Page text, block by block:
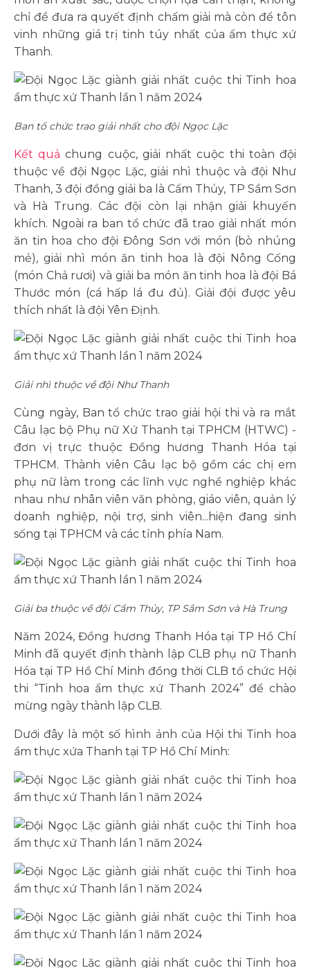
chỉ để đưa ra quyết định chấm giải mà còn để tôn
vinh những giá trị tinh túy nhất của ẩm thực xứ
Thanh.
Ban tổ chức trao giải nhất cho đội Ngọc Lặc
Kết quả chung cuộc, giải nhất cuộc thi toàn đội
thuộc về đội Ngọc Lặc, giải nhì thuộc và đội Như
Thanh, 3 đội đồng giải ba là Cẩm Thủy, TP Sầm Sơn
và Hà Trung. Các đội còn lại nhận giải khuyến
khích. Ngoài ra ban tổ chức đã trao giải nhất món
ăn tin hoa cho đội Đông Sơn với món (bò nhúng
mẻ), giải nhì món ăn tinh hoa là đội Nông Cống
(món Chả rươi) và giải ba món ăn tinh hoa là đội Bá
Thước món (cá hấp lá đu đủ). Giải đội được yêu
thích nhất là đội Yên Định.
Giải nhì thuộc về đội Như Thanh
Cùng ngày, Ban tổ chức trao giải hội thi và ra mắt
Câu lạc bộ Phụ nữ Xứ Thanh tại TPHCM (HTWC) -
đơn vị trực thuộc Đồng hương Thanh Hóa tại
TPHCM. Thành viên Câu lạc bộ gồm các chị em
phụ nữ làm trong các lĩnh vực nghề nghiệp khác
nhau như nhân viên văn phòng, giáo viên, quản lý
doanh nghiệp, nội trợ, sinh viên...hiện đang sinh
sống tại TPHCM và các tỉnh phía Nam.
Giải ba thuộc về đội Cẩm Thủy, TP Sầm Sơn và Hà Trung
Năm 2024, Đồng hương Thanh Hóa tại TP Hồ Chí
Minh đã quyết định thành lập CLB phụ nữ Thanh
Hóa tại TP Hồ Chí Minh đồng thời CLB tổ chức Hội
thi “Tinh hoa ẩm thực xứ Thanh 2024” để chào
mừng ngày thành lập CLB.
Dưới đây là một số hình ảnh của Hội thi Tinh hoa
ẩm thực xứa Thanh tại TP Hồ Chí Minh: